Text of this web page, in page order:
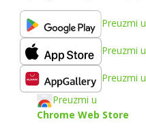
Preuzmi u
Preuzmi u
Preuzmi u
Preuzmi u
Chrome Web Store